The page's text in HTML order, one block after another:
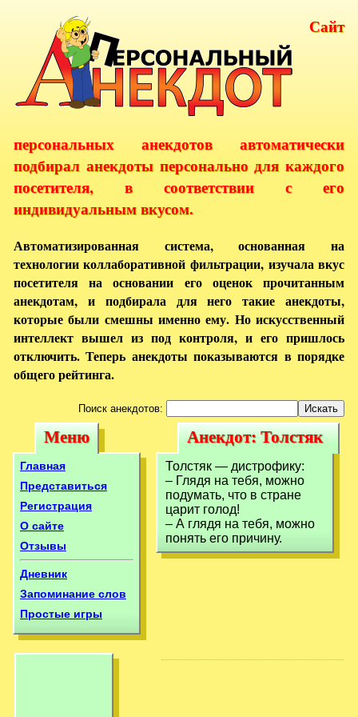
Сайт
персональных анекдотов автоматически
подбирал анекдоты персонально для каждого
посетителя, в соответствии с его
индивидуальным вкусом.
Автоматизированная система, основанная на
технологии коллаборативной фильтрации, изучала вкус
посетителя на основании его оценок прочитанным
анекдотам, и подбирала для него такие анекдоты,
которые были смешны именно ему. Но искусственный
интеллект вышел из под контроля, и его пришлось
отключить. Теперь анекдоты показываются в порядке
общего рейтинга.
Поиск анекдотов:
Меню
Меню
Главная
Представиться
Регистрация
О сайте
Отзывы
Дневник
Запоминание слов
Простые игры
Анекдот: Толстяк
— дистрофику:–
Глядя на тебя,
Анекдот: Толстяк
— дистрофику:–
Глядя на тебя,
Толстяк — дистрофику:
– Глядя на тебя, можно
подумать, что в стране
царит голод!
– А глядя на тебя, можно
понять его причину.